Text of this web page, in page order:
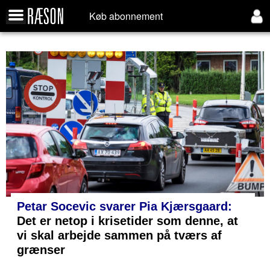
Køb abonnement
Petar Socevic svarer Pia Kjærsgaard:
Det er netop i krisetider som denne, at
vi skal arbejde sammen på tværs af
grænser